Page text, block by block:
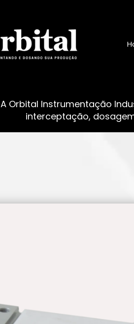
A Orbital Instrumentação
interceptação,